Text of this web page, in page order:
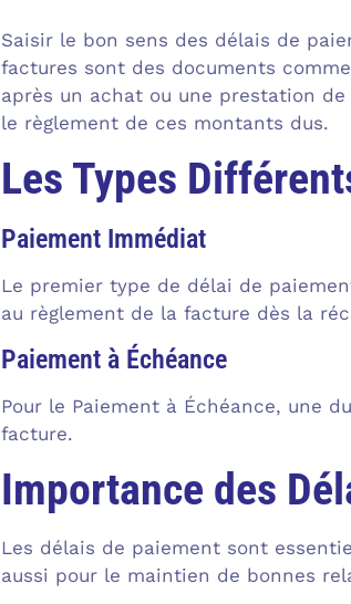
Saisir le bon sens des délais de
factures sont des documents
après un achat ou une prestation
le règlement de ces montants dus.
Les Types
Paiement Immédiat
Le premier type de délai de
au règlement de la facture dès la
Paiement à Échéance
Pour le Paiement à Échéance, une
facture.
Importance des
Les délais de paiement sont
aussi pour le maintien de bonnes